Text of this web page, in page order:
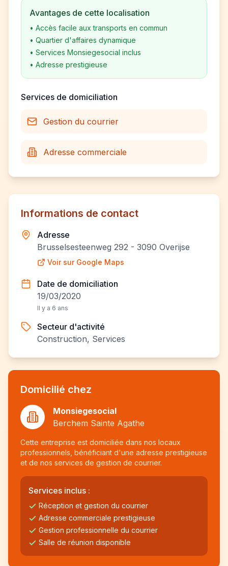
Avantages de cette localisation
• Accès facile aux transports en commun
• Quartier d'affaires dynamique
• Services Monsiegesocial inclus
• Adresse prestigieuse
Services de domiciliation
Gestion du courrier
Adresse commerciale
Informations de contact
Adresse
Brusselsesteenweg 292 - 3090 Overijse
Voir sur Google Maps
Date de domiciliation
19/03/2020
Il y a 6 ans
Secteur d'activité
Construction, Services
Domicilié chez
Monsiegesocial
Berchem Sainte Agathe
Cette entreprise est domiciliée dans nos locaux
professionnels, bénéficiant d'une adresse prestigieuse
et de nos services de gestion de courrier.
Services inclus :
Réception et gestion du courrier
Adresse commerciale prestigieuse
Gestion professionnelle du courrier
Salle de réunion disponible